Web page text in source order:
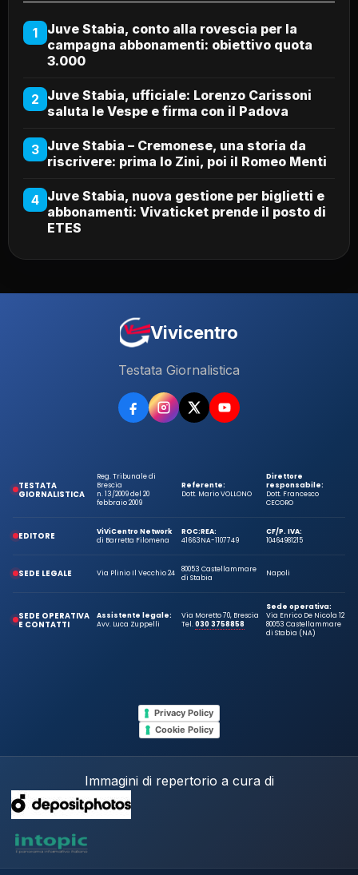
1
Juve Stabia, conto alla rovescia per la
campagna abbonamenti: obiettivo quota
3.000
2 Juve Stabia, ufficiale: Lorenzo Carissoni
saluta le Vespe e firma con il Padova
3 Juve Stabia – Cremonese, una storia da
riscrivere: prima lo Zini, poi il Romeo Menti
4 Juve Stabia, nuova gestione per biglietti e
abbonamenti: Vivaticket prende il posto di
ETES
Vivicentro
Testata Giornalistica
TESTATA
GIORNALISTICA
Reg. Tribunale di
Brescia
n. 13/2009 del 20
febbraio 2009
Referente:
Dott. Mario VOLLONO
Direttore
responsabile:
Dott. Francesco
CECORO
EDITORE
ViViCentro Network
di Barretta Filomena
ROC:
41663
REA:
NA-1107749
CF/P. IVA:
10464981215
SEDE LEGALE Via Plinio Il Vecchio 24
80053 Castellammare
di Stabia
Napoli
SEDE OPERATIVA
E CONTATTI
Assistente legale:
Avv. Luca Zuppelli
Via Moretto 70, Brescia
Tel.030 3758858
Sede operativa:
Via Enrico De Nicola 12
80053 Castellammare
di Stabia (NA)
Privacy Policy
Cookie Policy
Immagini di repertorio a cura di